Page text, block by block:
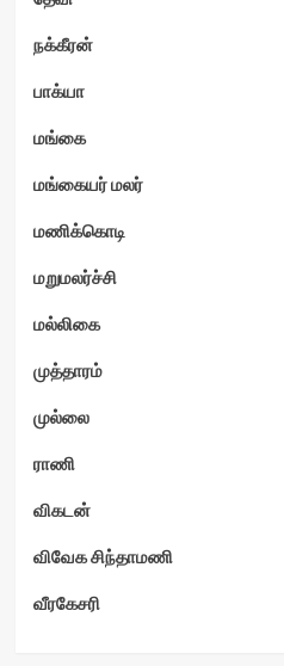
நக்கீரன்
பாக்யா
மங்கை
மங்கையர் மலர்
மணிக்கொடி
மறுமலர்ச்சி
மல்லிகை
முத்தாரம்
முல்லை
ராணி
விகடன்
விவேக சிந்தாமணி
வீரகேசரி